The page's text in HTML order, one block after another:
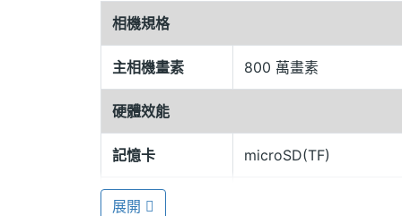
內建一顆高畫質的 800 萬畫素相機，並
僅可將它當作珍藏裝飾使用，還可作為
音樂好夥伴，可聆聽 FM 收音機廣播節
界。再加上內建的動感操作感應功能，
從裡到外都有可愛的機器貓
相機規格
主相機畫素 800 萬畫素
硬體效能
記憶卡 microSD(TF)
最大通話時間
展開